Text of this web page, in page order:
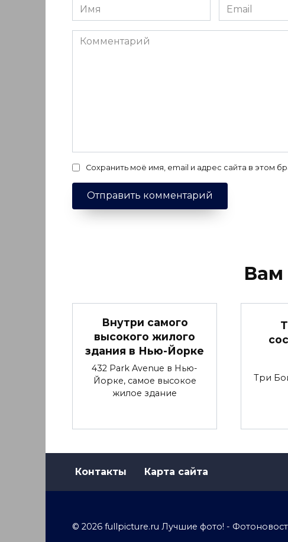
Имя
*
Email
*
Комментарий
Сохранить моё имя, email и адрес сайта в этом
Вам
Внутри самого
высокого жилого
здания в Нью-Йорке
432 Park Avenue в Нью-
Йорке, самое высокое
жилое здание
Три
Контакты Карта сайта
© 2026 fullpicture.ru Лучшие фото! -